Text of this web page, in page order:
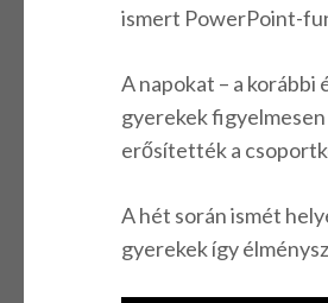
ismert PowerPoint-
A napokat – a
gyerekek
erősítették a
A hét során ismét
gyerekek így